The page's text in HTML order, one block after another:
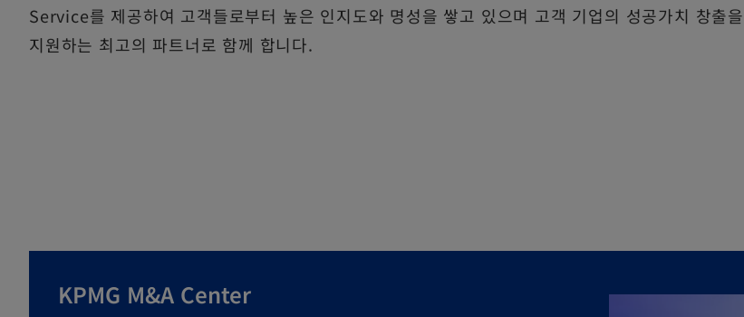
Service를 제공하여 고객들로부터 높은 인지도와 명성을 쌓고 있으며 고객 기업의 성공가치 창출을
지원하는 최고의 파트너로 함께 합니다.
KPMG M&A Center